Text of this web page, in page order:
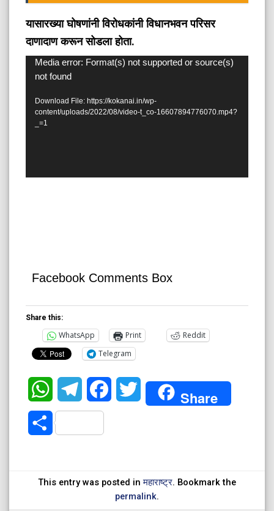
यासारख्या घोषणांनी विरोधकांनी विधानभवन परिसर
दाणादाण करून सोडला होता.
Video
Player
Media error: Format(s) not supported or source(s)
not found
Download File: https://kokanai.in/wp-
content/uploads/2022/08/video-t_co-16607894776070.mp4?
_=1
Facebook Comments Box
Share this:
WhatsApp Print
Reddit
Telegram
WhatsAppTelegramFacebookTwitter Share
Share
This entry was posted inमहाराष्ट्र. Bookmark the
permalink.